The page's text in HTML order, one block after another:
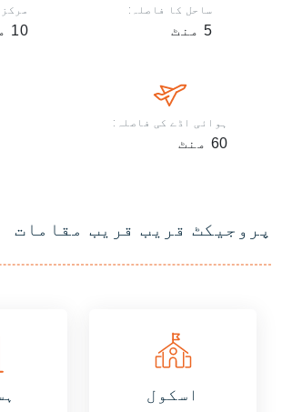
ساحل کا فاصلہ:
5 منٹ
10
ہوائی اڈے کی فاصلہ:
60 منٹ
پروجیکٹ قریب قریب مقامات
اسکول